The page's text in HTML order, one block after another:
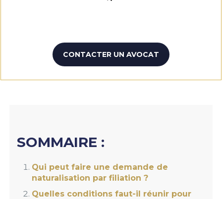
CONTACTER UN AVOCAT
SOMMAIRE :
Qui peut faire une demande de
naturalisation par filiation ?
Quelles conditions faut-il réunir pour